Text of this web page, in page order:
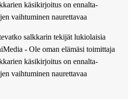
käsikirjoitus on ennalta-
vaihtuminen naurettavaa
salkkarin tekijät lukiolaisia
- Ole oman elämäsi toimittaja
käsikirjoitus on ennalta-
vaihtuminen naurettavaa